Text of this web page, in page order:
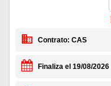
Contrato: CAS
Finaliza el 19/08/2026